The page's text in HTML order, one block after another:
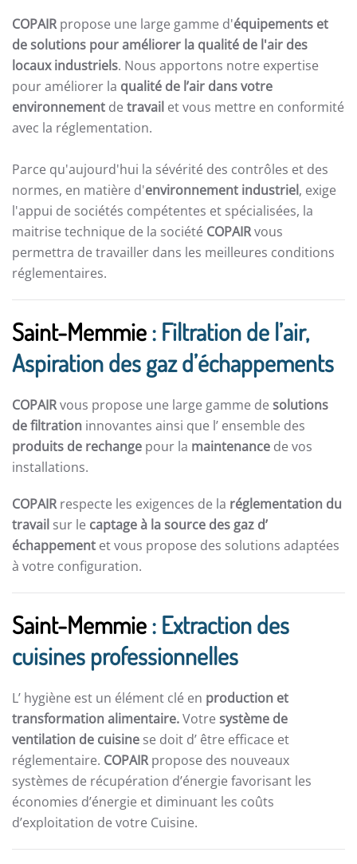
COPAIRpropose une large gamme d'équipements et
de solutions pour améliorer la qualité de l'air des
locaux industriels. Nous apportons notre expertise
pour améliorer la qualité de l’air dans votre
environnement de travail et vous mettre en conformité
avec la réglementation.
Parce qu'aujourd'hui la sévérité des contrôles et des
normes, en matière d'environnement industriel, exige
l'appui de sociétés compétentes et spécialisées, la
maitrise technique de la société COPAIRvous
permettra de travailler dans les meilleures conditions
réglementaires.
Saint-Memmie: Filtration de l’air,
Aspiration des gaz d’échappements
COPAIRvous propose une large gamme de solutions
de filtration innovantes ainsi que l’ ensemble des
produits de rechange pour la maintenance de vos
installations.
COPAIRrespecte les exigences de la réglementation du
travail sur le captage à la source des gaz d’
échappement et vous propose des solutions adaptées
à votre configuration.
Saint-Memmie: Extraction des
cuisines professionnelles
L’ hygiène est un élément clé en production et
transformation alimentaire.Votre système de
ventilation de cuisine se doit d’ être efficace et
réglementaire. COPAIRpropose des nouveaux
systèmes de récupération d’énergie favorisant les
économies d’énergie et diminuant les coûts
d’exploitation de votre Cuisine.